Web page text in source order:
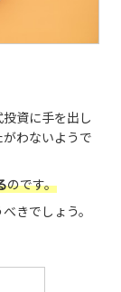
資に手を出し
わないようで
のです。
きでしょう。